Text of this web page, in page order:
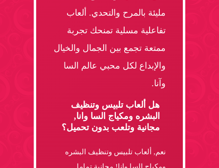
مليئة بالمرح والتحدي. ألعاب
تفاعلية مسلية تمنحك تجربة
ممتعة تجمع بين الجمال والخيال
والإبداع لكل محبي عالم السا
وآنا.
هل ألعاب تلبيس وتنظيف
البشره ومكياج السا وانا,
مجانية وتلعب بدون تحميل؟
نعم, ألعاب تلبيس وتنظيف البشره